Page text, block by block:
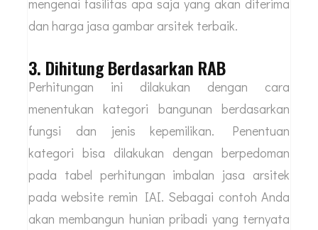
dan harga jasa gambar arsitek terbaik.
3. Dihitung Berdasarkan RAB
Perhitungan ini dilakukan dengan cara
menentukan kategori bangunan berdasarkan
fungsi dan jenis kepemilikan. Penentuan
kategori bisa dilakukan dengan berpedoman
pada tabel perhitungan imbalan jasa arsitek
pada website remin IAI. Sebagai contoh Anda
akan membangun hunian pribadi yang ternyata